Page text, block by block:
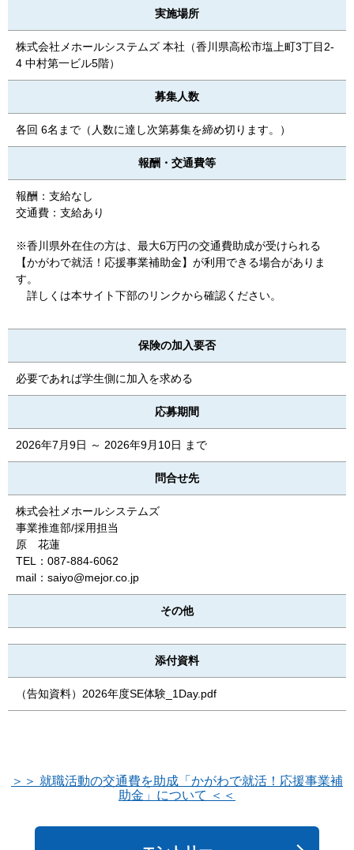
実施場所
株式会社メホールシステムズ 本社（香川県高松市塩上町3丁目2-
4 中村第一ビル5階）
募集人数
各回 6名まで（人数に達し次第募集を締め切ります。）
報酬・交通費等
報酬：支給なし
交通費：支給あり
※香川県外在住の方は、最大6万円の交通費助成が受けられる
【かがわで就活！応援事業補助金】が利用できる場合がありま
す。
詳しくは本サイト下部のリンクから確認ください。
保険の加入要否
必要であれば学生側に加入を求める
応募期間
2026年7月9日 ～ 2026年9月10日 まで
問合せ先
株式会社メホールシステムズ
事業推進部/採用担当
原 花蓮
TEL：087-884-6062
mail：saiyo@mejor.co.jp
その他
添付資料
（告知資料）2026年度SE体験_1Day.pdf
＞＞ 就職活動の交通費を助成「かがわで就活！応援事業補
助金」について ＜＜